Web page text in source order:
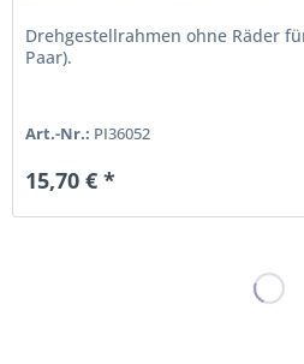
Drehgestellrahmen ohne Räder
Paar).
Art.-Nr.: PI36052
15,70 € *